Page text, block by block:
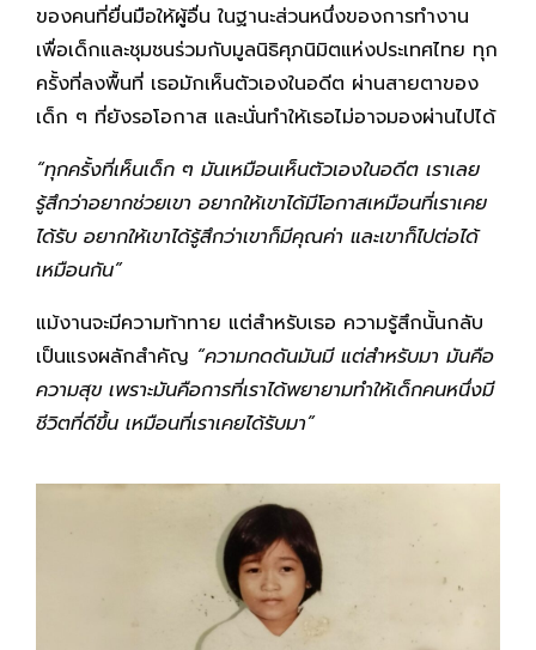
ของคนที่ยื่นมือให้ผู้อื่น ในฐานะส่วนหนึ่งของการทำงาน
เพื่อเด็กและชุมชนร่วมกับมูลนิธิศุภนิมิตแห่งประเทศไทย ทุก
ครั้งที่ลงพื้นที่ เธอมักเห็นตัวเองในอดีต ผ่านสายตาของ
เด็ก ๆ ที่ยังรอโอกาส และนั่นทำให้เธอไม่อาจมองผ่านไปได้
“ทุกครั้งที่เห็นเด็ก ๆ มันเหมือนเห็นตัวเองในอดีต เราเลย
รู้สึกว่าอยากช่วยเขา อยากให้เขาได้มีโอกาสเหมือนที่เราเคย
ได้รับ อยากให้เขาได้รู้สึกว่าเขาก็มีคุณค่า และเขาก็ไปต่อได้
เหมือนกัน”
แม้งานจะมีความท้าทาย แต่สำหรับเธอ ความรู้สึกนั้นกลับ
เป็นแรงผลักสำคัญ “ความกดดันมันมี แต่สำหรับมา มันคือ
ความสุข เพราะมันคือการที่เราได้พยายามทำให้เด็กคนหนึ่งมี
ชีวิตที่ดีขึ้น เหมือนที่เราเคยได้รับมา”